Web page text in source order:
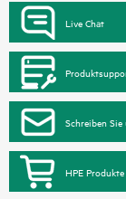
Live Chat
Schreiben
HPE